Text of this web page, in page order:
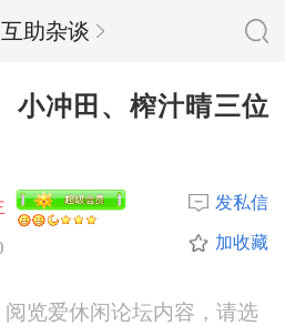
助杂谈
小冲田、榨汁晴三位
发私信
加收藏
览爱休闲论坛内容，请选